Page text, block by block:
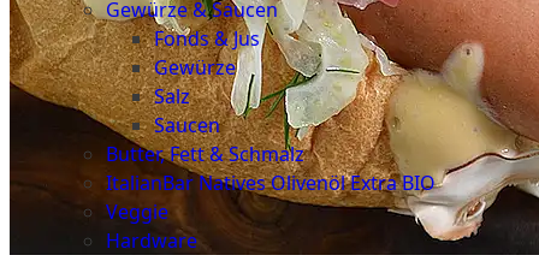
Gewürze & Saucen
Fonds & Jus
Gewürze
Salz
Saucen
Butter, Fett & Schmalz
ItalianBar Natives Olivenöl Extra BIO
Veggie
Hardware